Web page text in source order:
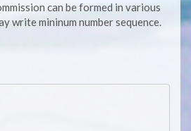
can be formed in various
write mininum number sequence.